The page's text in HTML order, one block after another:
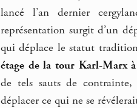
lancé l’an dernier
représentation surgit d’un
qui déplace le statut
étage de la tour Karl-Marx
de tels sauts de
déplacer ce qui ne se